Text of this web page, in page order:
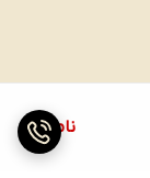
ناموجود